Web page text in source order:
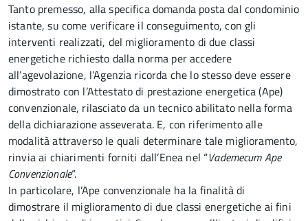
Tanto premesso, alla specifica domanda posta dal condominio
istante, su come verificare il conseguimento, con gli
interventi realizzati, del miglioramento di due classi
energetiche richiesto dalla norma per accedere
all’agevolazione, l’Agenzia ricorda che lo stesso deve essere
dimostrato con l’Attestato di prestazione energetica (Ape)
convenzionale, rilasciato da un tecnico abilitato nella forma
della dichiarazione asseverata. E, con riferimento alle
modalità attraverso le quali determinare tale miglioramento,
rinvia ai chiarimenti forniti dall’Enea nel “Vademecum Ape
Convenzionale“.
In particolare, l’Ape convenzionale ha la finalità di
dimostrare il miglioramento di due classi energetiche ai fini